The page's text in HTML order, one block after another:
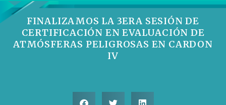
FINALIZAMOS LA 3ERA SESIÓN DE
CERTIFICACIÓN EN EVALUACIÓN DE
ATMÓSFERAS PELIGROSAS EN CARDON
IV